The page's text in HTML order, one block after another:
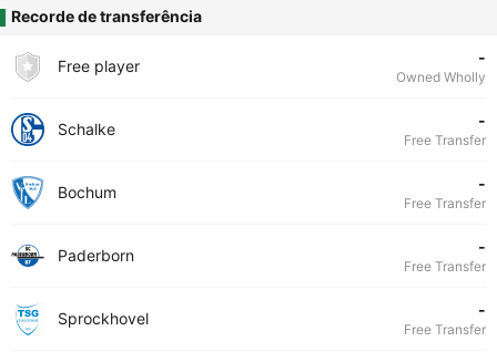
Recorde de transferência
Free player -
Owned Wholly
Schalke -
Free Transfer
Bochum -
Free Transfer
Paderborn -
Free Transfer
Sprockhovel -
Free Transfer